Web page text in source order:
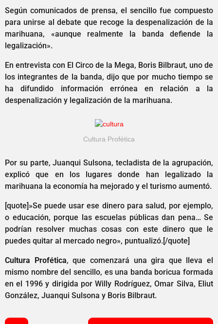
g
Según comunicados de prensa, el sencillo fue compuesto
para unirse al debate que recoge la despenalización de la
marihuana, «aunque realmente la banda defiende la
legalización».
En entrevista con El Circo de la Mega, Boris Bilbraut, uno de
los integrantes de la banda, dijo que por mucho tiempo se
ha difundido información errónea en relación a la
despenalización y legalización de la marihuana.
Cultura Profética
Por su parte, Juanqui Sulsona, tecladista de la agrupación,
explicó que en los lugares donde han legalizado la
marihuana la economía ha mejorado y el turismo aumentó.
[quote]»Se puede usar ese dinero para salud, por ejemplo,
o educación, porque las escuelas públicas dan pena… Se
podrían resolver muchas cosas con este dinero que le
puedes quitar al mercado negro», puntualizó.[/quote]
Cultura Profética, que comenzará una gira que lleva el
mismo nombre del sencillo, es una banda boricua formada
en el 1996 y dirigida por Willy Rodríguez, Omar Silva, Eliut
González, Juanqui Sulsona y Boris Bilbraut.